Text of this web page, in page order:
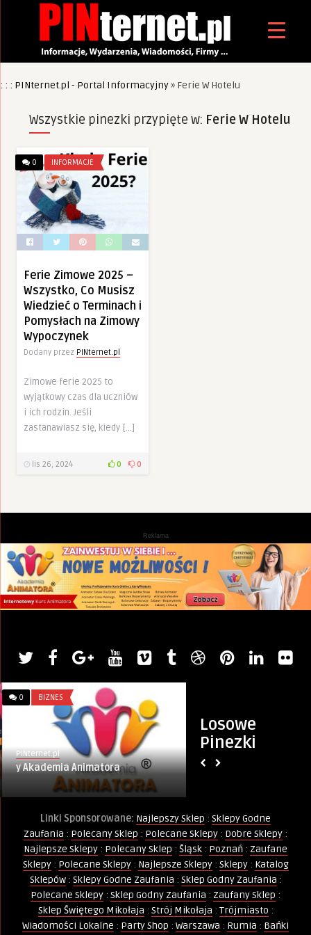
: : : PINternet.pl - Portal Informacyjny» Ferie W Hotelu
Wszystkie pinezki przypięte w: Ferie W Hotelu
0 INFORMACJE
Ferie Zimowe 2025 –
Wszystko, Co Musisz
Wiedzieć o Terminach i
Pomysłach na Zimowy
Wypoczynek
Dodany przez PINternet.pl
Zimowe ferie 2025 to
wyjątkowy czas dla uczniów
i ich rodzin. Jeśli
zastanawiasz się, kiedy […]
lis 26, 2024 0 0
Reklama
Losowe
Pinezki
0 BIZNES
PINternet.pl
y Akademia Animatora
Linki Sponsorowane: Najlepszy Sklep : Sklepy Godne
Zaufania : Polecany Sklep : Polecane Sklepy : Dobre Sklepy :
Najlepsze Sklepy : Polecany Sklep : Śląsk : Poznań : Zaufane
Sklepy: Polecane Sklepy: Najlepsze Sklepy: Sklepy: Katalog
Sklepów: Sklepy Godne Zaufania : Sklep Godny Zaufania :
Polecane Sklepy : Sklep Godny Zaufania : Zaufany Sklep :
Sklep Świętego Mikołaja : Strój Mikołaja : Trójmiasto :
Wiadomości Lokalne : Party Shop : Warszawa : Rumia : Bańki